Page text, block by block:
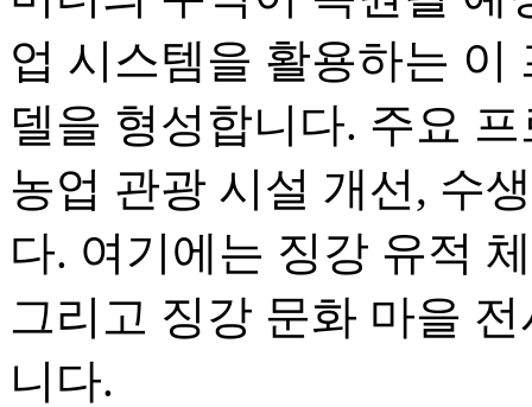
업 시스템을 활용하는 이
델을 형성합니다. 주요
농업 관광 시설 개선, 수
다. 여기에는 징강 유적
그리고 징강 문화 마을
니다.